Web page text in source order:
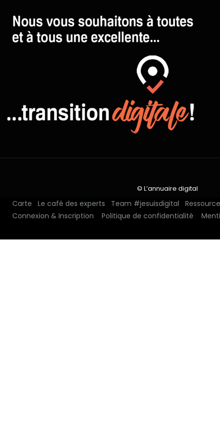
Carte Le café des experts Team #jesuisdigital
Connexion & Inscription
Politique de confidentialité
© L’annuaire digital